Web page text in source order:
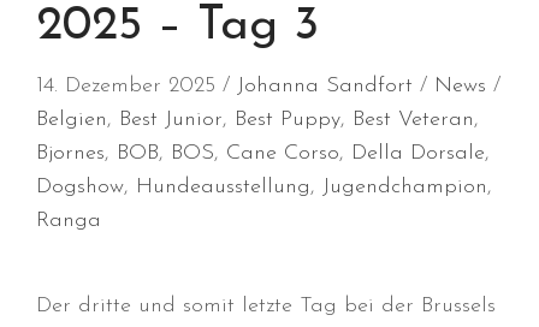
Juli 2026
Juni 2026
Februar 2026
2025 – Tag 3
14. Dezember 2025 Johanna Sandfort
News
Belgien, Best Junior, Best Puppy, Best Veteran,
Bjornes, BOB, BOS, Cane Corso, Della Dorsale,
Dogshow, Hundeausstellung, Jugendchampion,
Ranga
Der dritte und somit letzte Tag bei der Brussels